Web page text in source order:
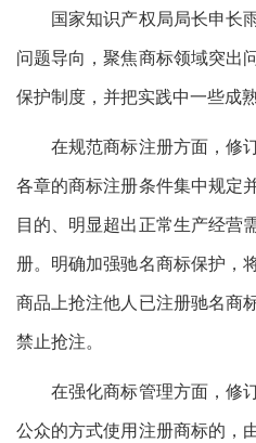
国家知识产权局局长申长雨
问题导向，聚焦商标领域突出
保护制度，并把实践中一些成
在规范商标注册方面，修订
各章的商标注册条件集中规定
目的、明显超出正常生产经营
册。明确加强驰名商标保护，
商品上抢注他人已注册驰名商
禁止抢注。
在强化商标管理方面，修订
公众的方式使用注册商标的，